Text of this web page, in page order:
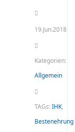
19.Jun.2018
Kategorien:
Allgemein
TAGs:IHK,
Bestenehrung